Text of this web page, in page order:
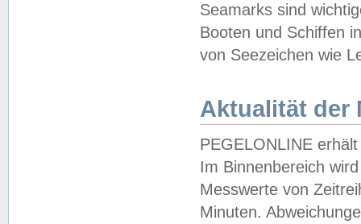
Seamarks sind
Booten und Schiffen
von Seezeichen wie
Aktualität der
PEGELONLINE
Im Binnenbereich
Messwerte von
Minuten.